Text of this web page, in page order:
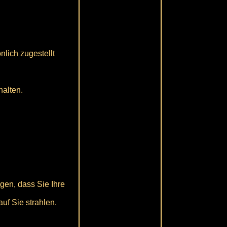
zugestellt
dass Sie Ihre
Sie strahlen.